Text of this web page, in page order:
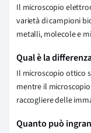
Il microscopio
varietà di campioni
metalli, molecole e
Qual è la
Il microscopio ottico
mentre il
raccogliere delle
Quanto può